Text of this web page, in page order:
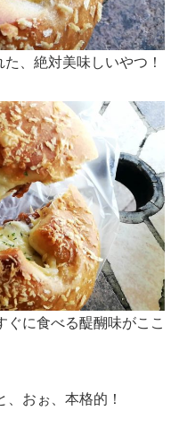
、絶対美味しいやつ！
に食べる醍醐味がここ
おぉ、本格的！